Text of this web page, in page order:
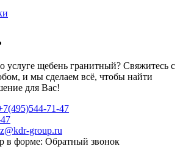
услуге щебень гранитный? Свяжитесь с
и мы сделаем всё, чтобы найти
для Вас!
71-47
group.ru
в форме: Обратный звонок